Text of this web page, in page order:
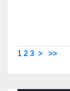
1 2 3 > >>